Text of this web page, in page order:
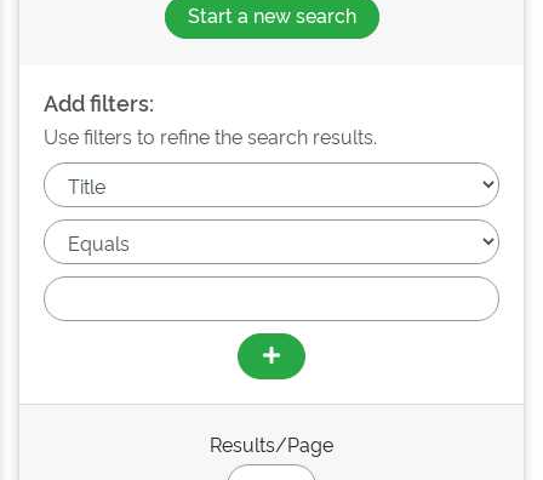
Start a new search
Add filters:
Use filters to refine the search results.
Results/Page